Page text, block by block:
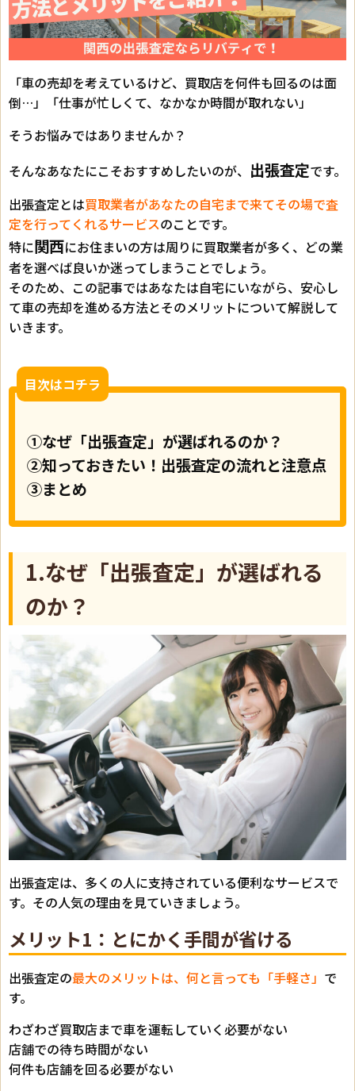
「車の売却を考えているけど、買取店を何件も回るのは面
倒…」「仕事が忙しくて、なかなか時間が取れない」
そうお悩みではありませんか？
そんなあなたにこそおすすめしたいのが、 出張査定です。
出張査定とは買取業者があなたの自宅まで来てその場で査
定を行ってくれるサービスのことです。
特に関西にお住まいの方は周りに買取業者が多く、どの業
者を選べば良いか迷ってしまうことでしょう。
そのため、この記事ではあなたは自宅にいながら、安心し
て車の売却を進める方法とそのメリットについて解説して
いきます。
目次はコチラ
①なぜ「出張査定」が選ばれるのか？
②知っておきたい！出張査定の流れと注意点
③まとめ
1.なぜ「出張査定」が選ばれる
のか？
出張査定は、多くの人に支持されている便利なサービスで
す。その人気の理由を見ていきましょう。
メリット1：とにかく手間が省ける
出張査定の最大のメリットは、何と言っても「手軽さ」 で
す。
わざわざ買取店まで車を運転していく必要がない
店舗での待ち時間がない
何件も店舗を回る必要がない